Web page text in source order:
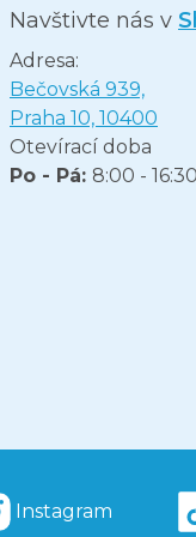
Navštivte nás v
Adresa:
Bečovská 939,
Praha 10, 10400
Otevírací doba
Po - Pá: 8:00 -
Instagram